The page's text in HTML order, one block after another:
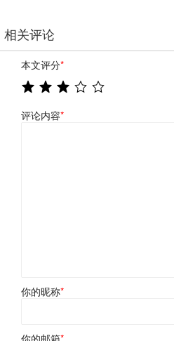
相关评论
本文评分*
评论内容*
你的昵称*